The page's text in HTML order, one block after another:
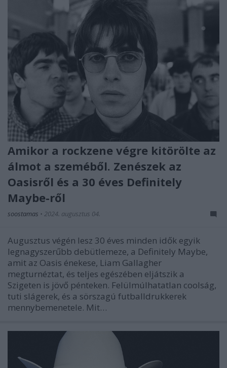
Amikor a rockzene végre kitörölte az
álmot a szeméből. Zenészek az
Oasisről és a 30 éves Definitely
Maybe-ről
soostamas • 2024. augusztus 04.
Augusztus végén lesz 30 éves minden idők egyik
legnagyszerűbb debütlemeze, a Definitely Maybe,
amit az Oasis énekese, Liam Gallagher
megturnéztat, és teljes egészében eljátszik a
Szigeten is jövő pénteken. Felülmúlhatatlan coolság,
tuti slágerek, és a sörszagú futballdrukkerek
mennybemenetele. Mit…